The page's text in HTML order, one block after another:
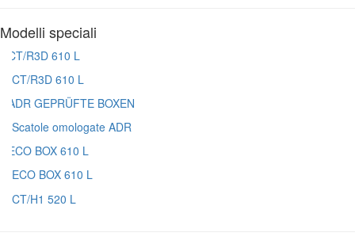
Modelli speciali
CT/R3D 610 L
Scatole omologate ADR
ECO BOX 610 L
CT/H1 520 L